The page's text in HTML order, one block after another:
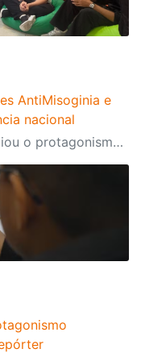
AntiMisoginia e
nacional
Reportagem da TV Globo evidenciou o protagonismo dos estudantes, o engajamento da comunidade escolar e a atuação do programa, presente nas 134 escolas da rede. A iniciativa também ganhou destaque em outros importantes veículos de imprensa ao longo do primeiro semestre